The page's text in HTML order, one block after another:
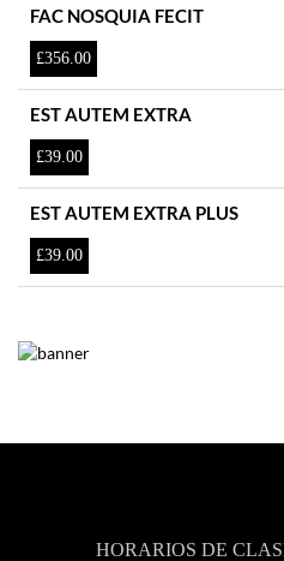
FAC NOSQUIA FECIT
£356.00
EST AUTEM EXTRA
£39.00
EST AUTEM EXTRA PLUS
£39.00
HORARIOS DE